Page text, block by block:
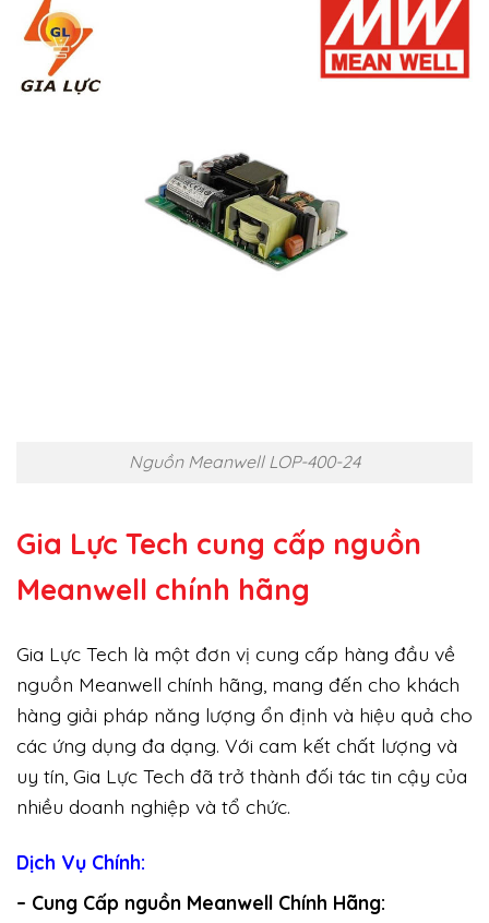
Nguồn Meanwell LOP-400-24
Gia Lực Tech cung cấp nguồn
Meanwell chính hãng
Gia Lực Tech là một đơn vị cung cấp hàng đầu về
nguồn Meanwell chính hãng, mang đến cho khách
hàng giải pháp năng lượng ổn định và hiệu quả cho
các ứng dụng đa dạng. Với cam kết chất lượng và
uy tín, Gia Lực Tech đã trở thành đối tác tin cậy của
nhiều doanh nghiệp và tổ chức.
Dịch Vụ Chính:
– Cung Cấp nguồn Meanwell Chính Hãng: